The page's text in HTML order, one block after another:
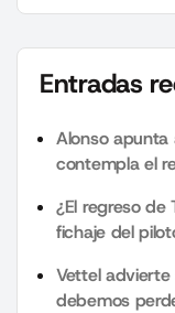
Entradas
Alonso
contempla el
¿El regreso de
fichaje del
Vettel advierte
debemos